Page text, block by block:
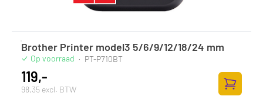
Brother Printer model3 5/6/9/12/18/24 mm
Op voorraad · PT-P710BT
119,-
98,35 excl. BTW